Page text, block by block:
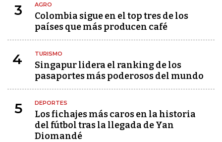
3 AGRO
Colombia sigue en el top tres de los
países que más producen café
4 TURISMO
Singapur lidera el ranking de los
pasaportes más poderosos del mundo
5 DEPORTES
Los fichajes más caros en la historia
del fútbol tras la llegada de Yan
Diomandé